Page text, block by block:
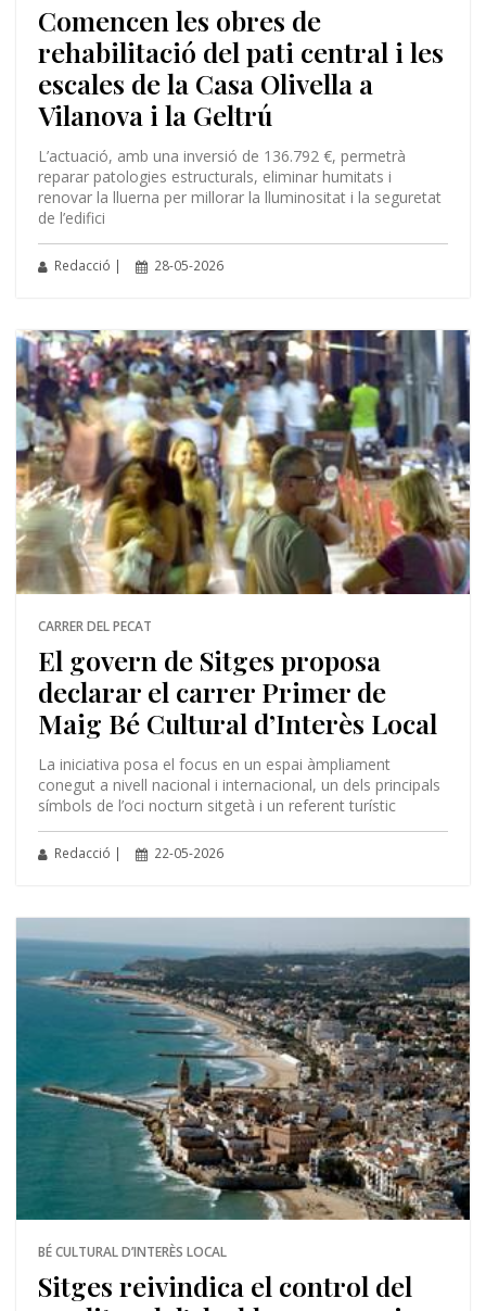
Comencen les obres de
rehabilitació del pati central i les
escales de la Casa Olivella a
Vilanova i la Geltrú
L’actuació, amb una inversió de 136.792 €, permetrà
reparar patologies estructurals, eliminar humitats i
renovar la lluerna per millorar la lluminositat i la seguretat
de l’edifici
Redacció | 28-05-2026
CARRER DEL PECAT
El govern de Sitges proposa
declarar el carrer Primer de
Maig Bé Cultural d’Interès Local
La iniciativa posa el focus en un espai àmpliament
conegut a nivell nacional i internacional, un dels principals
símbols de l’oci nocturn sitgetà i un referent turístic
Redacció | 22-05-2026
BÉ CULTURAL D’INTERÈS LOCAL
Sitges reivindica el control del